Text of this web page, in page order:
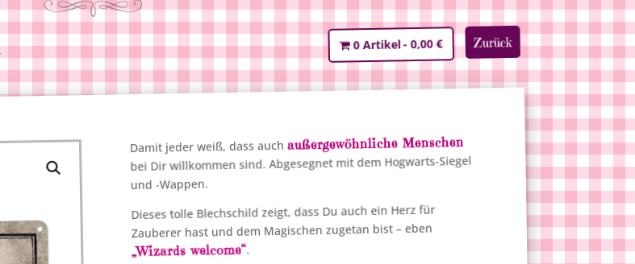
Zurück
0 Artikel 0,00 €
Damit jeder weiß, dass auchaußergewöhnliche Menschen
bei Dir willkommen sind. Abgesegnet mit dem Hogwarts-Siegel
und -Wappen.
Dieses tolle Blechschild zeigt, dass Du auch ein Herz für
Zauberer hast und dem Magischen zugetan bist – eben
„Wizards welcome“.